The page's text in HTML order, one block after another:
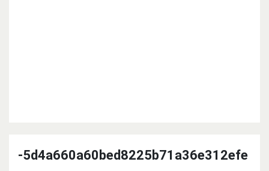
-5d4a660a60bed8225b71a36e312efe